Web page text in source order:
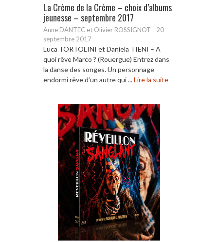
La Crème de la Crème – choix d’albums
jeunesse – septembre 2017
Anne DANTEC et Olivier ROSSIGNOT - 20
septembre 2017
Luca TORTOLINI et Daniela TIENI – A
quoi rêve Marco ? (Rouergue) Entrez dans
la danse des songes. Un personnage
endormi rêve d’un autre qui ...Lire la suite